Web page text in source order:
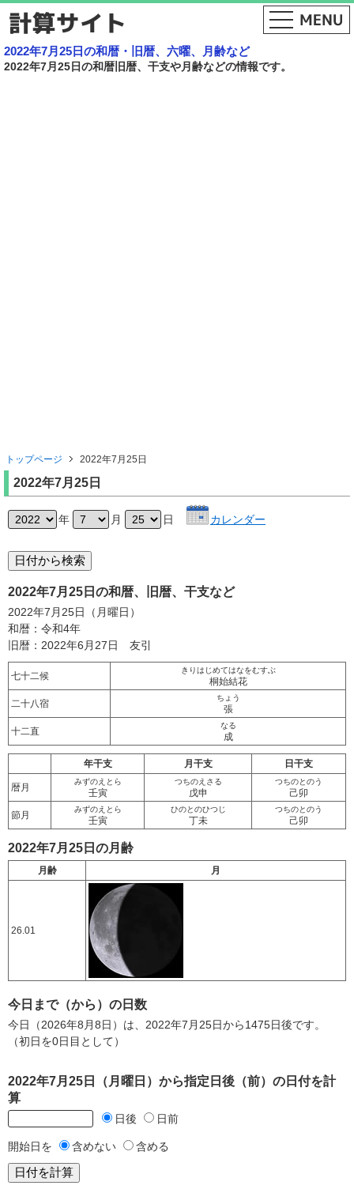
2022年7月25日の和暦・旧暦、六曜、月齢など
2022年7月25日の和暦旧暦、干支や月齢などの情報です。
トップページ 2022年7月25日
2022年7月25日
年 月 日 カレンダー
2022年7月25日の和暦、旧暦、干支など
2022年7月25日（月曜日）
和暦：令和4年
旧暦：2022年6月27日 友引
七十二候
きりはじめてはなをむすぶ
桐始結花
二十八宿
ちょう
張
十二直
なる
成
年干支 月干支 日干支
暦月
みずのえとら
壬寅
つちのえさる
戊申
つちのとのう
己卯
節月
みずのえとら
壬寅
ひのとのひつじ
丁未
つちのとのう
己卯
2022年7月25日の月齢
月齢 月
26.01
今日まで（から）の日数
今日（2026年8月8日）は、2022年7月25日から1475日後です。
（初日を0日目として）
2022年7月25日（月曜日）から指定日後（前）の日付を計
算
日後 日前
開始日を 含めない 含める